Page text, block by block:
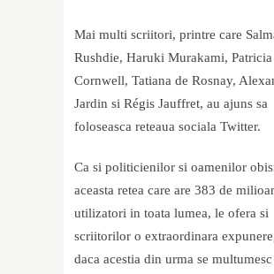
Mai multi scriitori, printre care
Rushdie, Haruki Murakami, Patricia
Cornwell, Tatiana de Rosnay,
Jardin si Régis Jauffret, au ajuns sa
foloseasca reteaua sociala Twitter.
Ca si politicienilor si oamenilor
aceasta retea care are 383 de
utilizatori in toata lumea, le ofera si
scriitorilor o extraordinara
daca acestia din urma se